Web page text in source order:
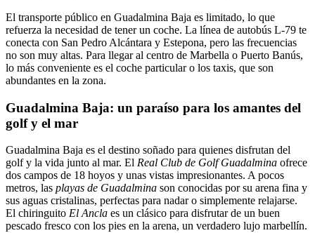
El transporte público en Guadalmina Baja es limitado, lo que
refuerza la necesidad de tener un coche. La línea de autobús L-79 te
conecta con San Pedro Alcántara y Estepona, pero las frecuencias
no son muy altas. Para llegar al centro de Marbella o Puerto Banús,
lo más conveniente es el coche particular o los taxis, que son
abundantes en la zona.
Guadalmina Baja: un paraíso para los amantes del
golf y el mar
Guadalmina Baja es el destino soñado para quienes disfrutan del
golf y la vida junto al mar. El Real Club de Golf Guadalmina ofrece
dos campos de 18 hoyos y unas vistas impresionantes. A pocos
metros, las playas de Guadalmina son conocidas por su arena fina y
sus aguas cristalinas, perfectas para nadar o simplemente relajarse.
El chiringuito El Ancla es un clásico para disfrutar de un buen
pescado fresco con los pies en la arena, un verdadero lujo marbellín.